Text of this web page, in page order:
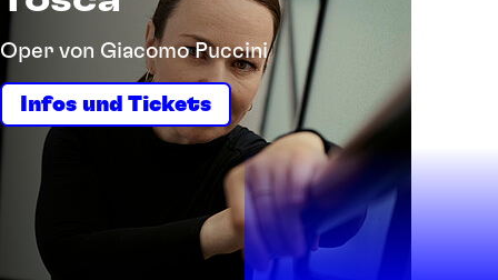
Oper von Giacomo Puccini
Infos und Tickets